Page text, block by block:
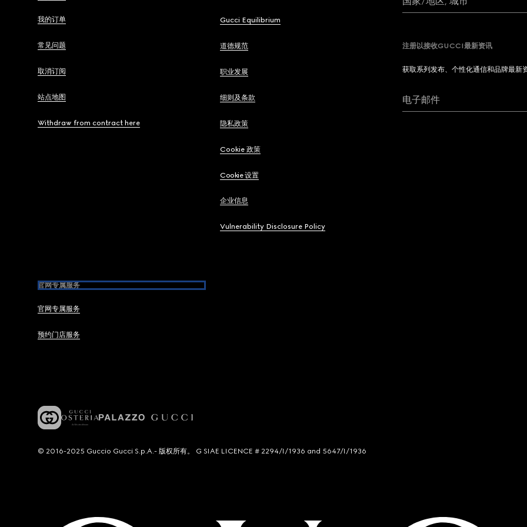
我的订单
常见问题
取消订阅
站点地图
Withdraw from contract here
Gucci Equilibrium
道德规范
职业发展
细则及条款
隐私政策
Cookie 政策
Cookie 设置
企业信息
Vulnerability Disclosure Policy
官网专属服务
官网专属服务
预约门店服务
注册以接收GUCCI最新资讯
获取系列发布、个性化通信和品牌最新
电子邮件
© 2016-2025 Guccio Gucci S.p.A.- 版权所有。 G SIAE LICENCE # 2294/I/1936 and 5647/I/1936